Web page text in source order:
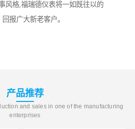
风格,福瑞德仪表将一如既往以的
报广大新老客户。
产品推荐
and sales in one of the manufacturing
enterprises